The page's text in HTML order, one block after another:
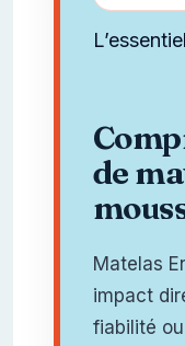
L’essentiel
de
Matelas
impact
fiabilité